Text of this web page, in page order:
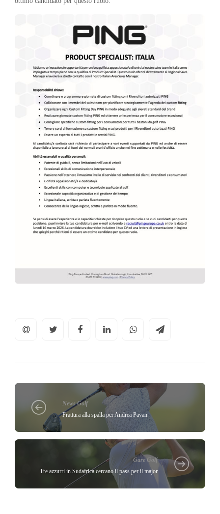
News Golf
Frattura alla spalla per Andrea Pavan
Gare Golf
Tre azzurri in Sudafrica cercano il pass per il major